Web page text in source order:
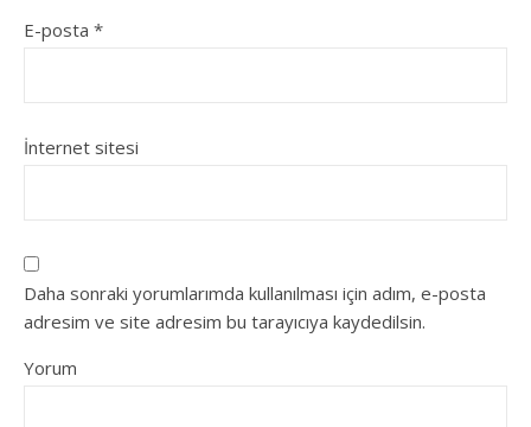
E-posta *
İnternet sitesi
Daha sonraki yorumlarımda kullanılması için adım, e-posta
adresim ve site adresim bu tarayıcıya kaydedilsin.
Yorum